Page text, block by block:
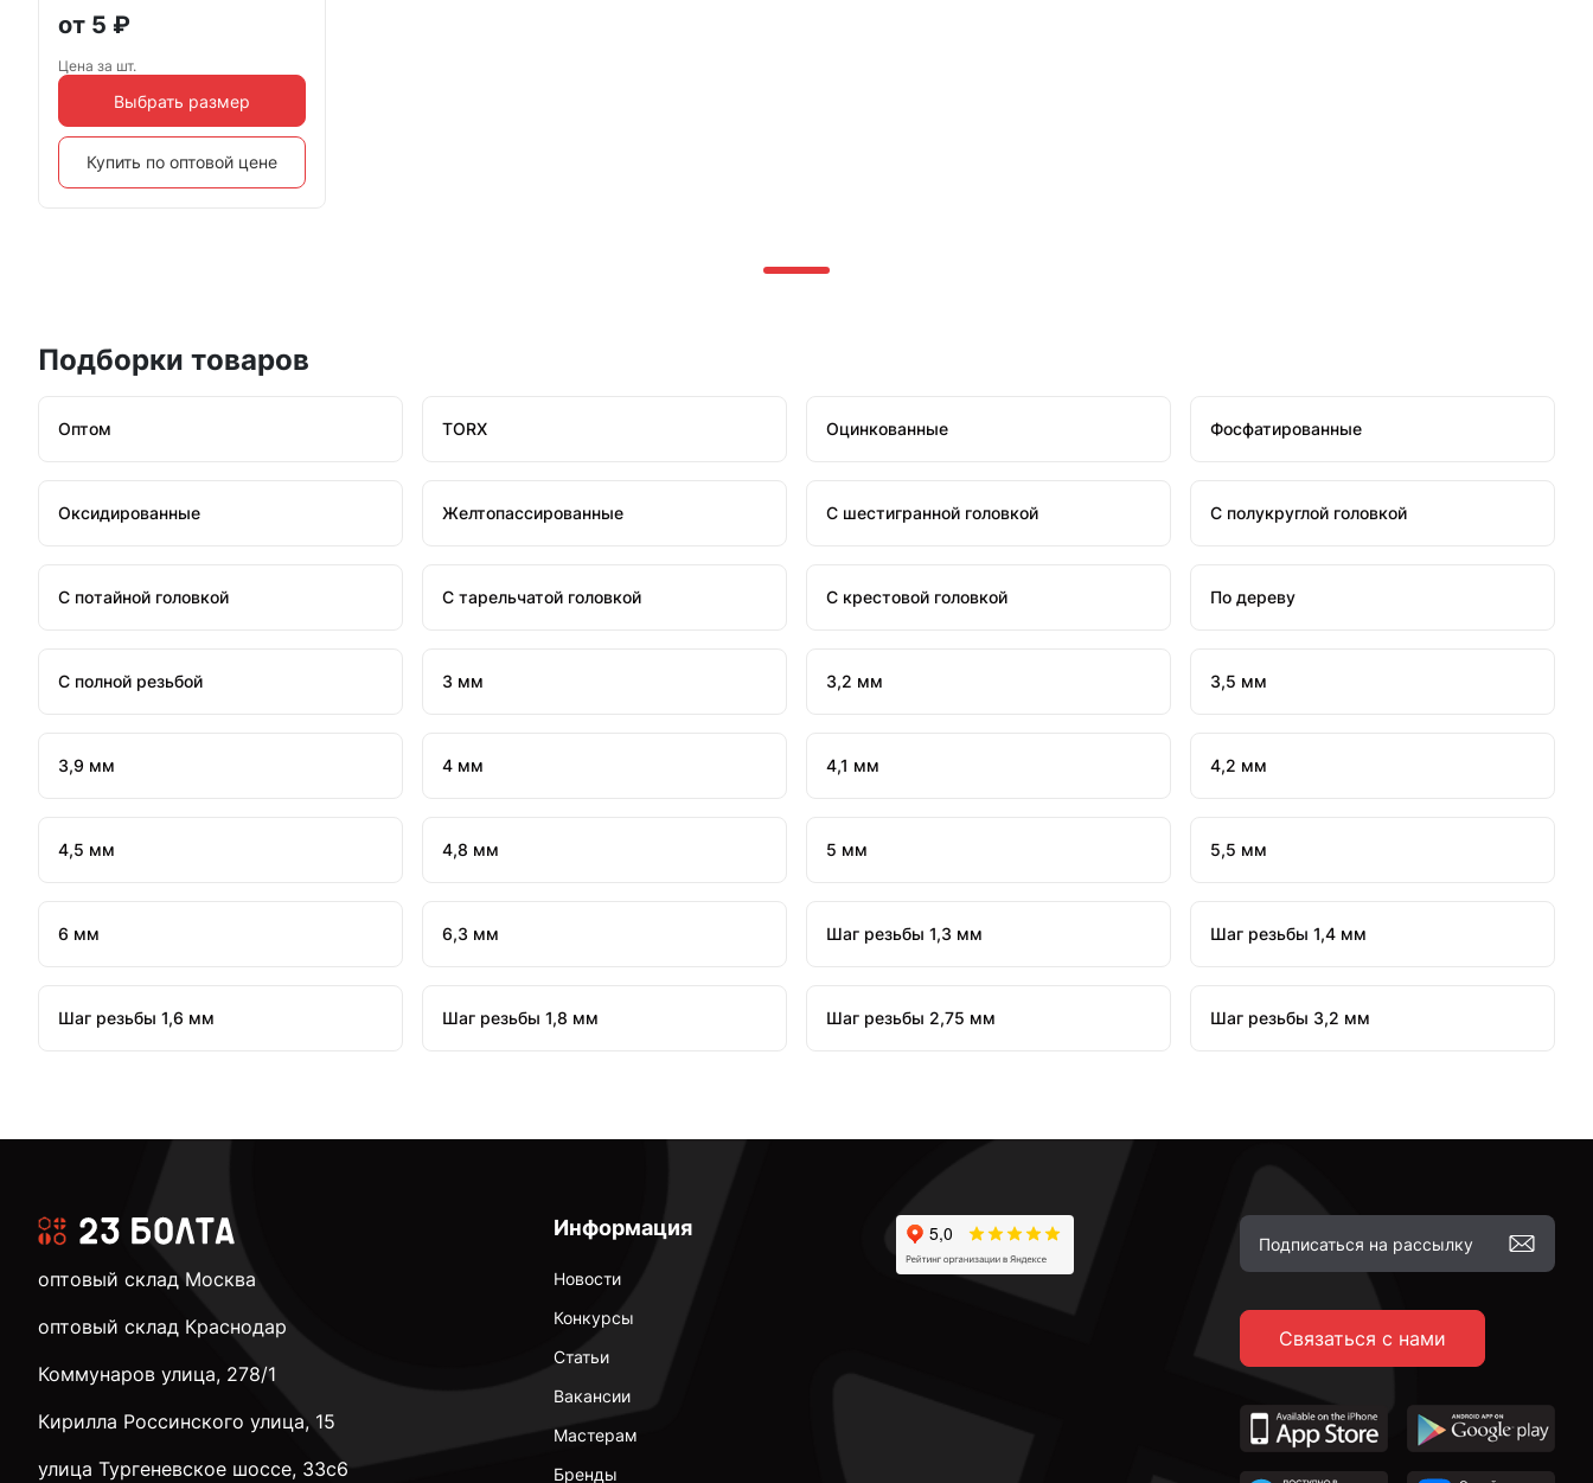
от 5 ₽
Цена за шт.
Выбрать размер
Купить по оптовой цене
Подборки товаров
Оптом TORX Оцинкованные Фосфатированные
Оксидированные Желтопассированные С шестигранной головкой С полукруглой головкой
С потайной головкой С тарельчатой головкой С крестовой головкой По дереву
С полной резьбой 3 мм 3,2 мм 3,5 мм
3,9 мм 4 мм 4,1 мм 4,2 мм
4,5 мм 4,8 мм 5 мм 5,5 мм
6 мм 6,3 мм Шаг резьбы 1,3 мм Шаг резьбы 1,4 мм
Шаг резьбы 1,6 мм Шаг резьбы 1,8 мм Шаг резьбы 2,75 мм Шаг резьбы 3,2 мм
Информация
Новости
Конкурсы
Статьи
Вакансии
Мастерам
Бренды
Связаться с нами
оптовый склад Москва
оптовый склад Краснодар
Коммунаров улица, 278/1
Кирилла Россинского улица, 15
улица Тургеневское шоссе, 33с6